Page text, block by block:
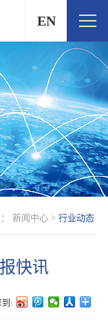
EN
新闻中心 > 行业动态
快讯
到: